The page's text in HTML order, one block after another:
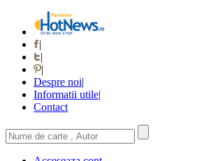
|
|
|
Despre noi|
Informatii utile|
Contact